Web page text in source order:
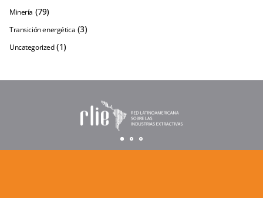
Minería (79)
Transición energética (3)
Uncategorized (1)